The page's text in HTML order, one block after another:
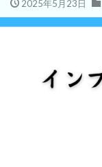
2025年5月23日